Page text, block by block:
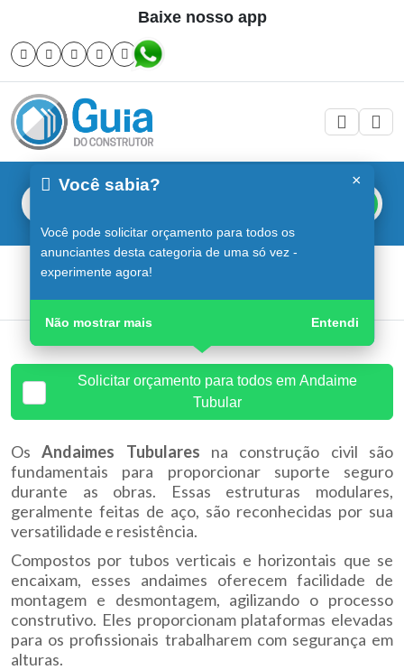
Baixe nosso app
Andaime Tubular em Sorocaba
Guia do Construtor Guia Digital Andaime Tubular
Solicitar orçamento para todos em Andaime
Tubular
×
Você sabia?
Você pode solicitar orçamento para todos os
anunciantes desta categoria de uma só vez -
experimente agora!
Não mostrar mais Entendi
OsAndaimes Tubulares na construção civil são
fundamentais para proporcionar suporte seguro
durante as obras. Essas estruturas modulares,
geralmente feitas de aço, são reconhecidas por sua
versatilidade e resistência.
Compostos por tubos verticais e horizontais que se
encaixam, esses andaimes oferecem facilidade de
montagem e desmontagem, agilizando o processo
construtivo. Eles proporcionam plataformas elevadas
para os profissionais trabalharem com segurança em
alturas.